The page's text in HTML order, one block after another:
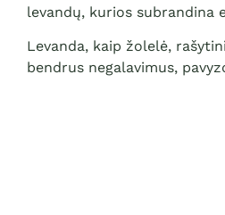
levandų, kurios subrandina
Levanda, kaip žolelė,
bendrus negalavimus,